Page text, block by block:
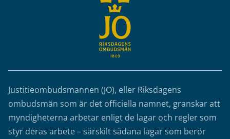
Justitieombudsmannen (JO), eller Riksdagens
ombudsmän som är det officiella namnet, granskar att
myndigheterna arbetar enligt de lagar och regler som
styr deras arbete – särskilt sådana lagar som berör